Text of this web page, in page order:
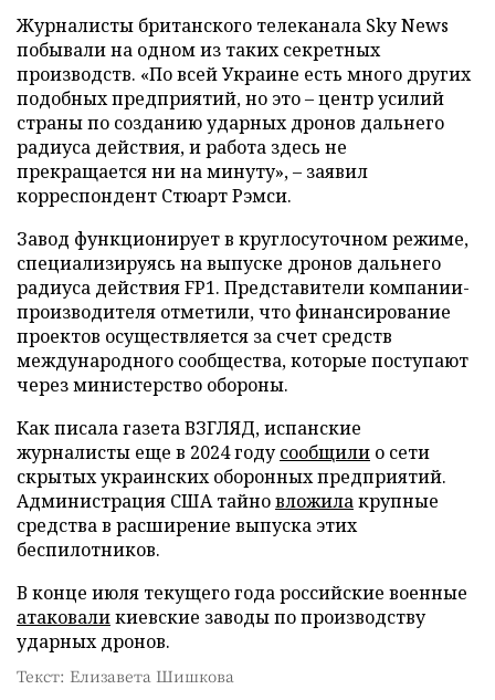
Журналисты британского телеканала Sky News
побывали на одном из таких секретных
производств. «По всей Украине есть много других
подобных предприятий, но это – центр усилий
страны по созданию ударных дронов дальнего
радиуса действия, и работа здесь не
прекращается ни на минуту», – заявил
корреспондент Стюарт Рэмси.
Завод функционирует в круглосуточном режиме,
специализируясь на выпуске дронов дальнего
радиуса действия FP1. Представители компании-
производителя отметили, что финансирование
проектов осуществляется за счет средств
международного сообщества, которые поступают
через министерство обороны.
Как писала газета ВЗГЛЯД, испанские
журналисты еще в 2024 годусообщили о сети
скрытых украинских оборонных предприятий.
Администрация США тайновложилакрупные
средства в расширение выпуска этих
беспилотников.
В конце июля текущего года российские военные
атаковаликиевские заводы по производству
ударных дронов.
Текст: Елизавета Шишкова